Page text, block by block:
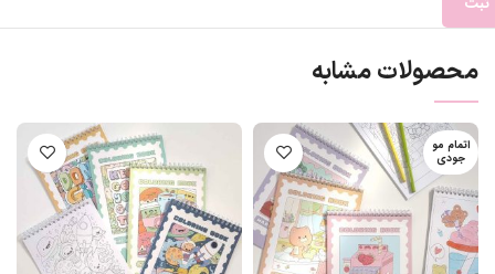
محصولات مشابه
اتمام مو
جودی